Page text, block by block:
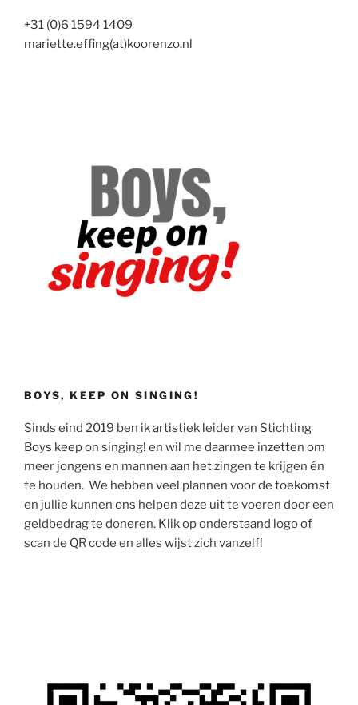
+31 (0)6 1594 1409
mariette.effing(at)koorenzo.nl
BOYS, KEEP ON SINGING!
Sinds eind 2019 ben ik artistiek leider van Stichting
Boys keep on singing! en wil me daarmee inzetten om
meer jongens en mannen aan het zingen te krijgen én
te houden. We hebben veel plannen voor de toekomst
en jullie kunnen ons helpen deze uit te voeren door een
geldbedrag te doneren. Klik op onderstaand logo of
scan de QR code en alles wijst zich vanzelf!